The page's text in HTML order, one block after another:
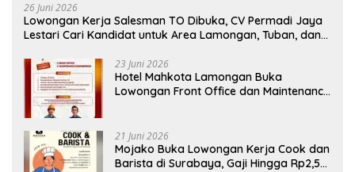
26 Juni 2026
Lowongan Kerja Salesman TO Dibuka, CV Permadi Jaya
Lestari Cari Kandidat untuk Area Lamongan, Tuban, dan
23 Juni 2026
Hotel Mahkota Lamongan Buka
Lowongan Front Office dan Maintenance
21 Juni 2026
Mojako Buka Lowongan Kerja Cook dan
Barista di Surabaya, Gaji Hingga Rp2,5